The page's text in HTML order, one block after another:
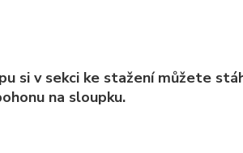
si v sekci ke stažení můžete
na sloupku.